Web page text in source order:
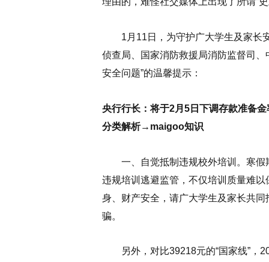
1月11日，为守护广大学生及家长
侦查局、国家消防救援局消防监督司
安全问题”的温馨提示：
央行行长：将于2月5日下调存款准备
分类解析→maigoo知识
一、自觉抵制违规校外培训。 寒假
违规培训逃避监管，不仅培训质量难
身、财产安全，请广大学生及家长共
骗。
另外，对比39218元的“国家线”，